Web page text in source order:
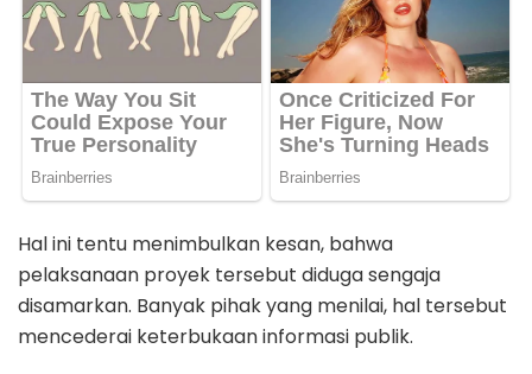
Hal ini tentu menimbulkan kesan, bahwa
pelaksanaan proyek tersebut diduga sengaja
disamarkan. Banyak pihak yang menilai, hal tersebut
mencederai keterbukaan informasi publik.